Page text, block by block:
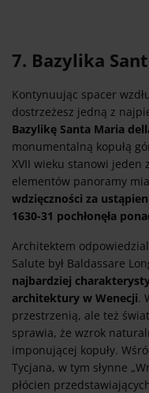
7. Bazylika
Kontynuując spacer
dostrzeżesz jedną z
Bazylikę Santa Maria
monumentalną kopułą
XVII wieku stanowi
elementów panoramy
wdzięczności za
1630-31 pochłonęła
Architektem
Salute był Baldassare
najbardziej
architektury w Wenecji.
przestrzenią, ale też
sprawia, że wzrok
imponującej kopuły.
Tycjana, w tym słynne
płócien